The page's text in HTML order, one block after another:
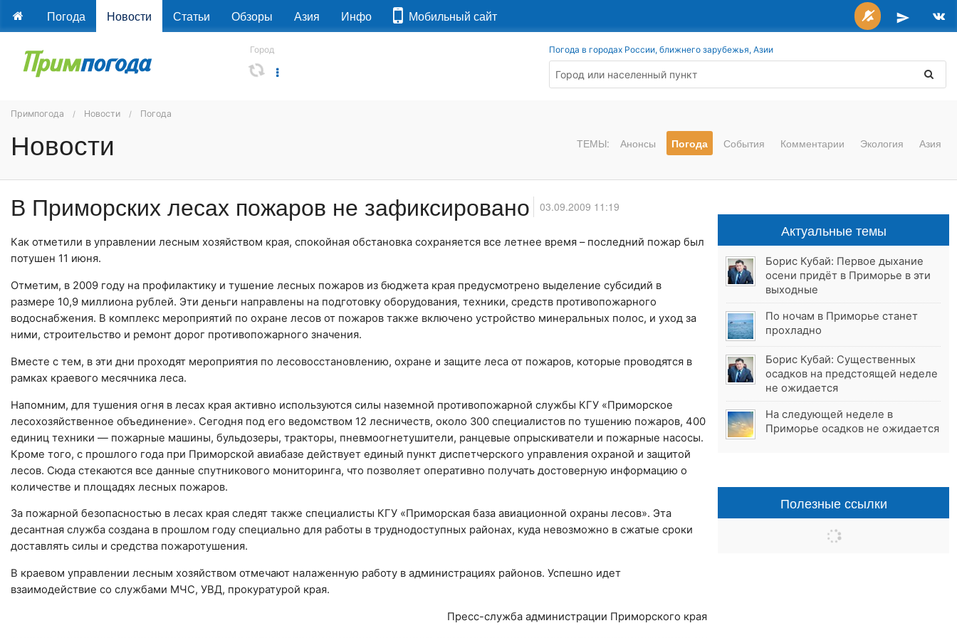
Погода Новости Статьи Обзоры Азия Инфо Мобильный сайт
Город Погода в городах России, ближнего зарубежья, Азии
Примпогода Новости Погода
Новости ТЕМЫ: Анонсы Погода События Комментарии Экология Азия
В Приморских лесах пожаров не зафиксировано 03.09.2009 11:19
Как отметили в управлении лесным хозяйством края, спокойная обстановка сохраняется все летнее время – последний пожар был
потушен 11 июня.
Отметим, в 2009 году на профилактику и тушение лесных пожаров из бюджета края предусмотрено выделение субсидий в
размере 10,9 миллиона рублей. Эти деньги направлены на подготовку оборудования, техники, средств противопожарного
водоснабжения. В комплекс мероприятий по охране лесов от пожаров также включено устройство минеральных полос, и уход за
ними, строительство и ремонт дорог противопожарного значения.
Вместе с тем, в эти дни проходят мероприятия по лесовосстановлению, охране и защите леса от пожаров, которые проводятся в
рамках краевого месячника леса.
Напомним, для тушения огня в лесах края активно используются силы наземной противопожарной службы КГУ «Приморское
лесохозяйственное объединение». Сегодня под его ведомством 12 лесничеств, около 300 специалистов по тушению пожаров, 400
единиц техники — пожарные машины, бульдозеры, тракторы, пневмоогнетушители, ранцевые опрыскиватели и пожарные насосы.
Кроме того, с прошлого года при Приморской авиабазе действует единый пункт диспетчерского управления охраной и защитой
лесов. Сюда стекаются все данные спутникового мониторинга, что позволяет оперативно получать достоверную информацию о
количестве и площадях лесных пожаров.
За пожарной безопасностью в лесах края следят также специалисты КГУ «Приморская база авиационной охраны лесов». Эта
десантная служба создана в прошлом году специально для работы в труднодоступных районах, куда невозможно в сжатые сроки
доставлять силы и средства пожаротушения.
В краевом управлении лесным хозяйством отмечают налаженную работу в администрациях районов. Успешно идет
взаимодействие со службами МЧС, УВД, прокуратурой края.
Пресс-служба администрации Приморского края
Актуальные темы
Борис Кубай: Первое дыхание
осени придёт в Приморье в эти
выходные
По ночам в Приморье станет
прохладно
Борис Кубай: Существенных
осадков на предстоящей неделе
не ожидается
На следующей неделе в
Приморье осадков не ожидается
Полезные ссылки